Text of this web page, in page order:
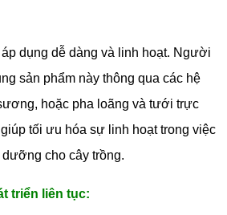
dụng dễ dàng và linh hoạt. Người
sản phẩm này thông qua các hệ
hoặc pha loãng và tưới trực
tối ưu hóa sự linh hoạt trong việc
cho cây trồng.
triển liên tục: